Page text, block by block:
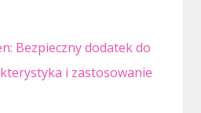
Bezpieczny dodatek do
i zastosowanie